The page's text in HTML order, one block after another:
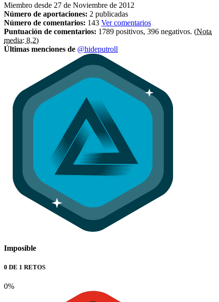
Miembro desde 27 de Noviembre de 2012
Número de aportaciones: 2 publicadas
Número de comentarios: 143 Ver comentarios
Puntuación de comentarios: 1789 positivos, 396 negativos. (Nota
media: 8,2)
Últimas menciones de @hideputroll
Imposible
0 DE 1 RETOS
0%